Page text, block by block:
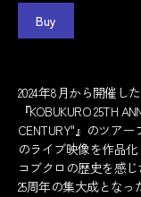
Buy
2024年8月から開催し
『KOBUKURO 25TH
CENTURY"』のツア
のライブ映像を作品化
コブクロの歴史を感
25周年の集大成となっ